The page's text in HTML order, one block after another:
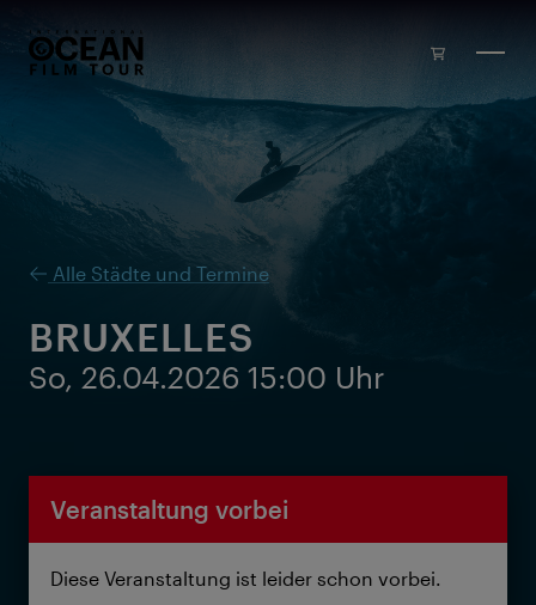
Alle Städte und Termine
BRUXELLES
So, 26.04.2026 15:00 Uhr
Veranstaltung vorbei
Diese Veranstaltung ist leider schon vorbei.